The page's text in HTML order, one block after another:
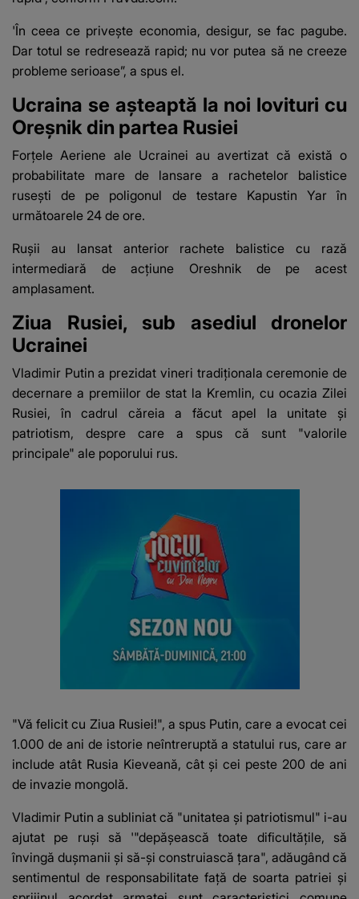
'În ceea ce privește economia, desigur, se fac pagube.
Dar totul se redresează rapid; nu vor putea să ne creeze
probleme serioase”, a spus el.
Ucraina se așteaptă la noi lovituri cu
Oreșnik din partea Rusiei
Forțele Aeriene ale Ucrainei au avertizat că există o
probabilitate mare de lansare a rachetelor balistice
rusești de pe poligonul de testare Kapustin Yar în
următoarele 24 de ore.
Rușii au lansat anterior rachete balistice cu rază
intermediară de acțiune Oreshnik de pe acest
amplasament.
Ziua Rusiei, sub asediul dronelor
Ucrainei
Vladimir Putin a prezidat vineri tradiționala ceremonie de
decernare a premiilor de stat la Kremlin, cu ocazia Zilei
Rusiei, în cadrul căreia a făcut apel la unitate și
patriotism, despre care a spus că sunt "valorile
principale" ale poporului rus.
"Vă felicit cu Ziua Rusiei!", a spus Putin, care a evocat cei
1.000 de ani de istorie neîntreruptă a statului rus, care ar
include atât Rusia Kieveană, cât și cei peste 200 de ani
de invazie mongolă.
Vladimir Putin a subliniat că "unitatea și patriotismul" i-au
ajutat pe ruși să '"depășească toate dificultățile, să
învingă dușmanii și să-și construiască țara", adăugând că
sentimentul de responsabilitate față de soarta patriei și